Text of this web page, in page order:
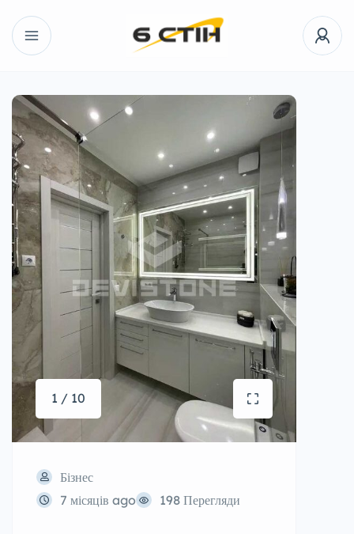
1 / 10
Бізнес
7 місяців ago
198 Перегляди